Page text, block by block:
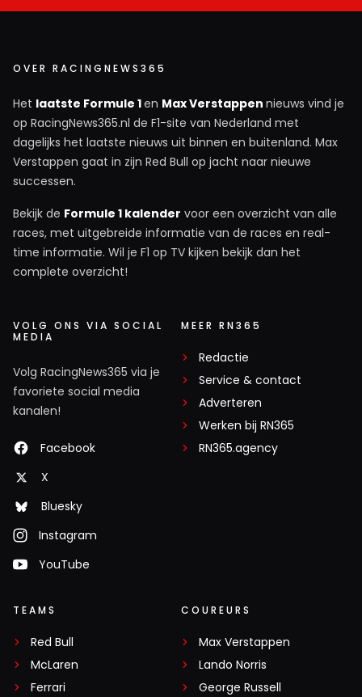
OVER RACINGNEWS365
Het laatste Formule 1en Max Verstappen nieuws vind je
op RacingNews365.nl de F1-site van Nederland met
dagelijks het laatste nieuws uit binnen en buitenland. Max
Verstappen gaat in zijn Red Bull op jacht naar nieuwe
successen.
Bekijk de Formule 1 kalender voor een overzicht van alle
races, met uitgebreide informatie van de races en real-
time informatie. Wil je F1 op TV kijken bekijk dan het
complete overzicht!
VOLG ONS VIA SOCIAL
MEDIA
Volg RacingNews365 via je
favoriete social media
kanalen!
Facebook
X
Bluesky
Instagram
YouTube
MEER RN365
Redactie
Service & contact
Adverteren
Werken bij RN365
RN365.agency
TEAMS
Red Bull
McLaren
Ferrari
COUREURS
Max Verstappen
Lando Norris
George Russell